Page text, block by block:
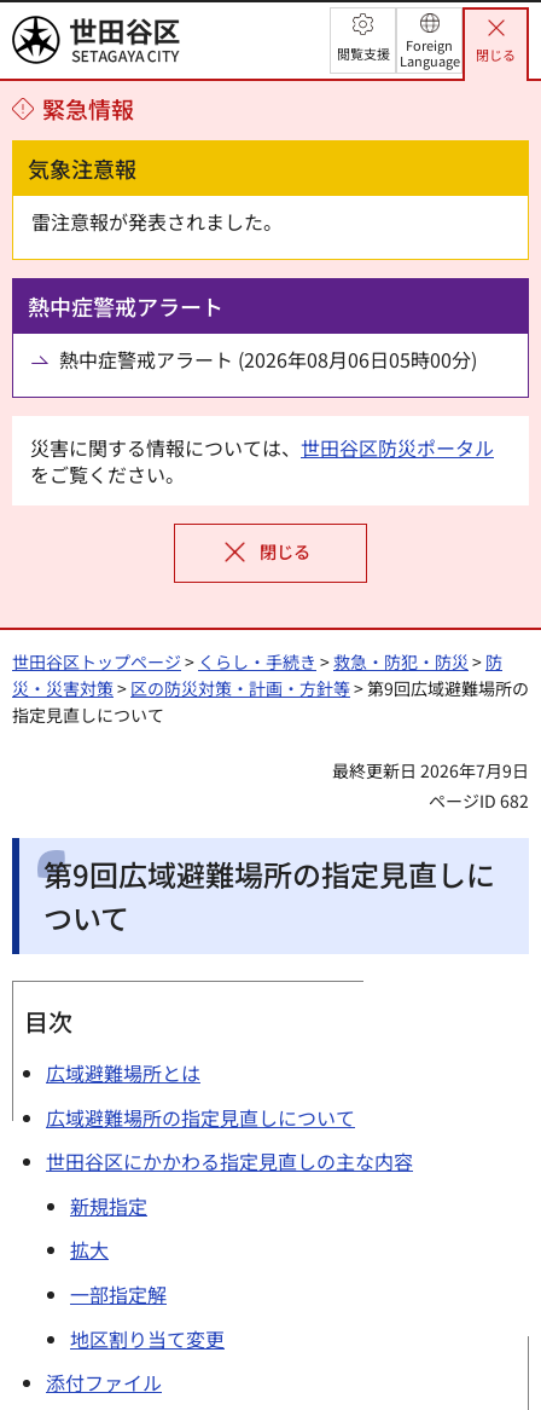
世田谷区 閲覧支援
Foreign
Language
閉じる
緊急情報
気象注意報
雷注意報が発表されました。
熱中症警戒アラート
熱中症警戒アラート (2026年08月06日05時00分)
災害に関する情報については、 世田谷区防災ポータル
をご覧ください。
閉じる
世田谷区トップページ > くらし・手続き >救急・防犯・防災 > 防
災・災害対策> 区の防災対策・計画・方針等> 第9回広域避難場所の
指定見直しについて
最終更新日 2026年7月9日
ページID 682
第9回広域避難場所の指定見直しに
ついて
目次
広域避難場所とは
広域避難場所の指定見直しについて
世田谷区にかかわる指定見直しの主な内容
新規指定
拡大
一部指定解
地区割り当て変更
添付ファイル